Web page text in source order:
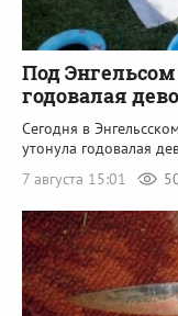
Под
годовалая
Сегодня в
утонула годовалая
7 августа 15:01